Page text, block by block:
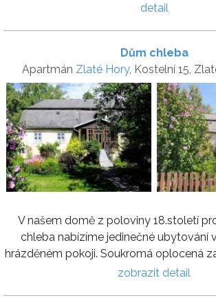
detail
Dům chleba
Apartmán Zlaté Hory, Kostelní 15,
V našem domě z poloviny 18.století
chleba nabízíme jedinečné ubytování
hrázděném pokoji. Soukromá oplocená
zobrazit detail